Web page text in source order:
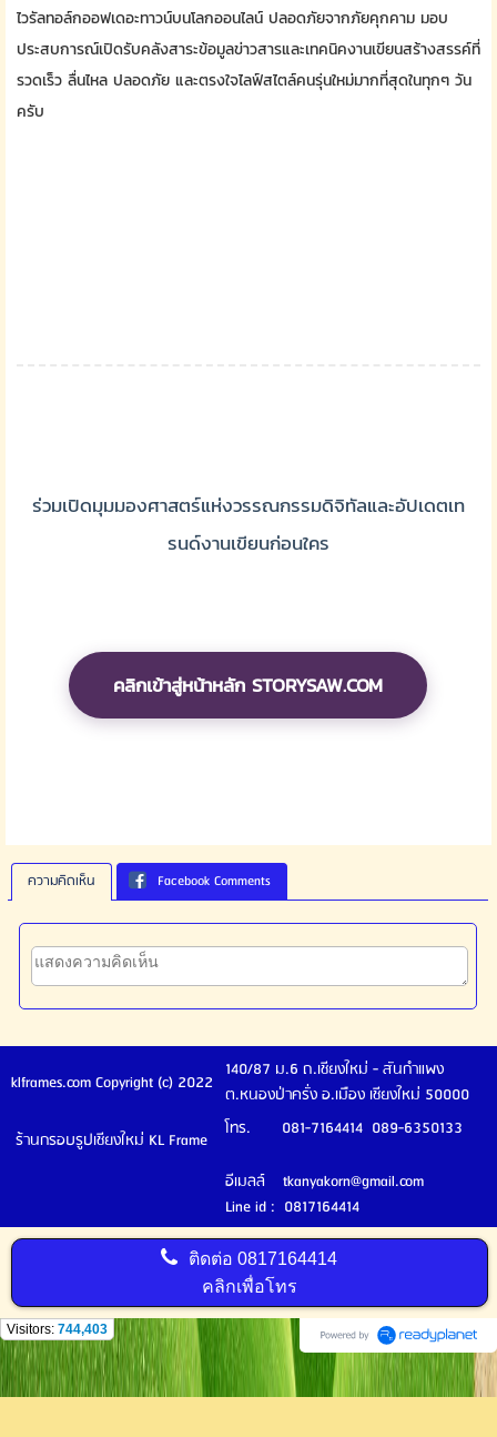
ไวรัลทอล์กออฟเดอะทาวน์บนโลกออนไลน์ ปลอดภัยจากภัยคุกคาม มอบ
ประสบการณ์เปิดรับคลังสาระข้อมูลข่าวสารและเทคนิคงานเขียนสร้างสรรค์ที่
รวดเร็ว ลื่นไหล ปลอดภัย และตรงใจไลฟ์สไตล์คนรุ่นใหม่มากที่สุดในทุกๆ วัน
ครับ
ร่วมเปิดมุมมองศาสตร์แห่งวรรณกรรมดิจิทัลและอัปเดตเท
รนด์งานเขียนก่อนใคร
คลิกเข้าสู่หน้าหลัก STORYSAW.COM
ความคิดเห็น Facebook Comments
klframes.com Copyright (c) 2022
140/87 ม.6 ถ.เชียงใหม่ - สันกำแพง
ต.หนองป่าครั่ง อ.เมือง เชียงใหม่ 50000
ร้านกรอบรูปเชียงใหม่ KL Frame
โทร. 081-7164414 089-6350133
อีเมลล์ tkanyakorn@gmail.com
Line id : 0817164414
ติดต่อ0817164414
คลิกเพื่อโทร
Visitors: 744,403